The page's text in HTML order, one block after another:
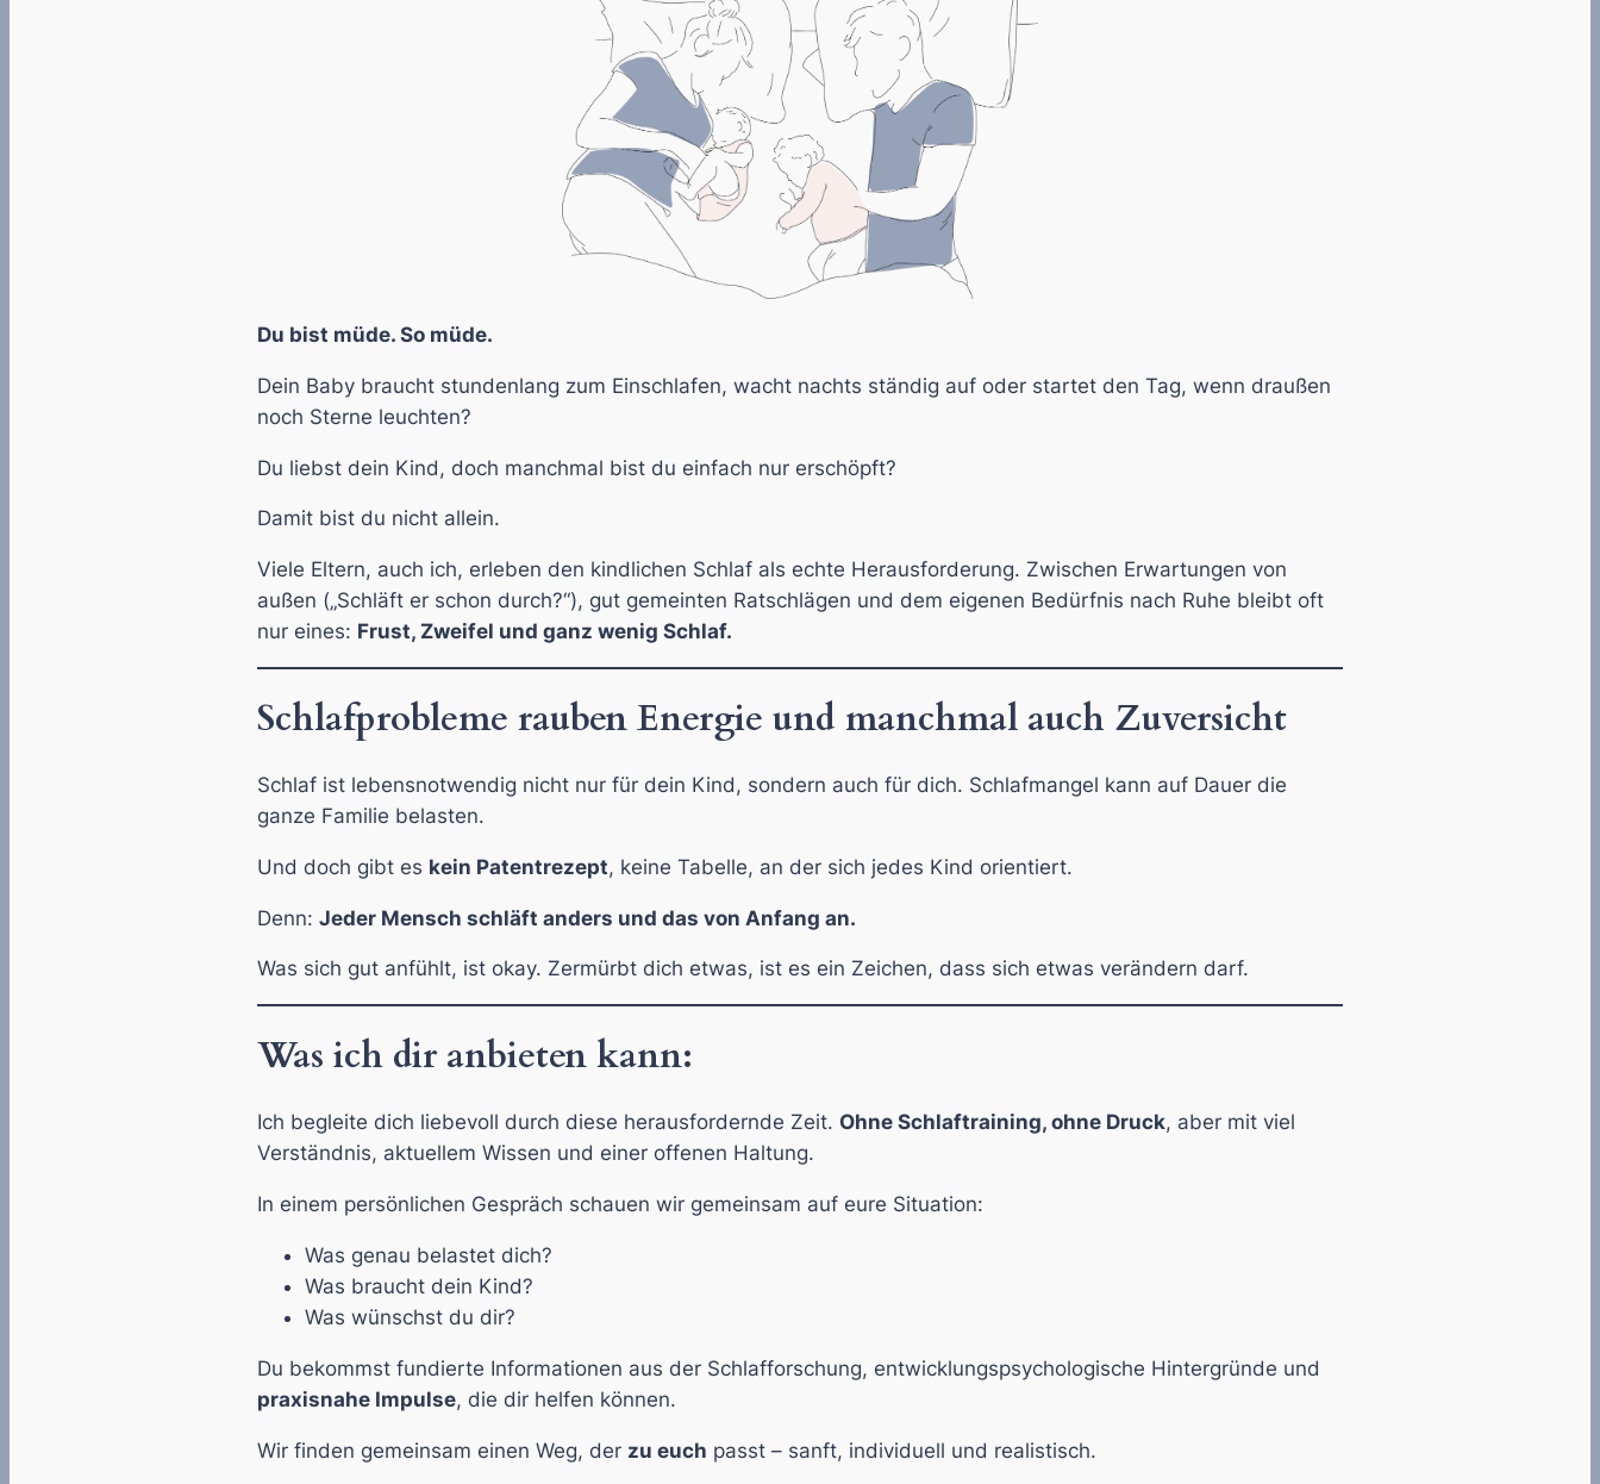
Du bist müde. So müde.
Dein Baby braucht stundenlang zum Einschlafen, wacht nachts ständig auf oder startet den Tag, wenn draußen
noch Sterne leuchten?
Du liebst dein Kind, doch manchmal bist du einfach nur erschöpft?
Damit bist du nicht allein.
Viele Eltern, auch ich, erleben den kindlichen Schlaf als echte Herausforderung. Zwischen Erwartungen von
außen („Schläft er schon durch?“), gut gemeinten Ratschlägen und dem eigenen Bedürfnis nach Ruhe bleibt oft
nur eines: Frust, Zweifel und ganz wenig Schlaf.
Schlafprobleme rauben Energie und manchmal auch Zuversicht
Schlaf ist lebensnotwendig nicht nur für dein Kind, sondern auch für dich. Schlafmangel kann auf Dauer die
ganze Familie belasten.
Und doch gibt es kein Patentrezept, keine Tabelle, an der sich jedes Kind orientiert.
Denn: Jeder Mensch schläft anders und das von Anfang an.
Was sich gut anfühlt, ist okay. Zermürbt dich etwas, ist es ein Zeichen, dass sich etwas verändern darf.
Was ich dir anbieten kann:
Ich begleite dich liebevoll durch diese herausfordernde Zeit. Ohne Schlaftraining, ohne Druck, aber mit viel
Verständnis, aktuellem Wissen und einer offenen Haltung.
In einem persönlichen Gespräch schauen wir gemeinsam auf eure Situation:
Was genau belastet dich?
Was braucht dein Kind?
Was wünschst du dir?
Du bekommst fundierte Informationen aus der Schlafforschung, entwicklungspsychologische Hintergründe und
praxisnahe Impulse, die dir helfen können.
Wir finden gemeinsam einen Weg, der zu euch passt – sanft, individuell und realistisch.